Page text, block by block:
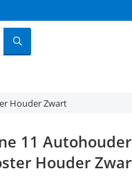
Houder Zwart
11
Houder